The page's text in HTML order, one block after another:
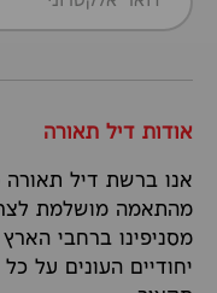
אודות דיל תאורה
אנו ברשת דיל
מהתאמה מושלמת
מסניפינו ברחבי
יחודיים העונים על